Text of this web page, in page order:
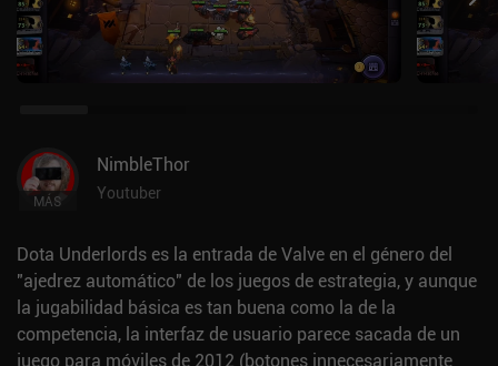
MÁS
NimbleThor
Youtuber
Dota Underlords es la entrada de Valve en el género del
"ajedrez automático" de los juegos de estrategia, y aunque
la jugabilidad básica es tan buena como la de la
competencia, la interfaz de usuario parece sacada de un
juego para móviles de 2012 (botones innecesariamente